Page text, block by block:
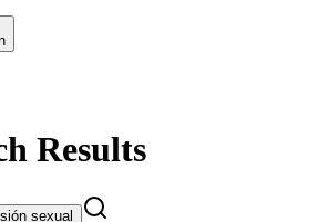
Results
sexual